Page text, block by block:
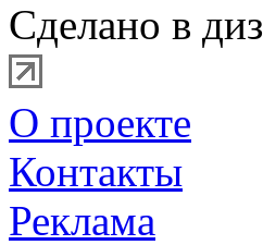
Сделано в
О проекте
Контакты
Реклама